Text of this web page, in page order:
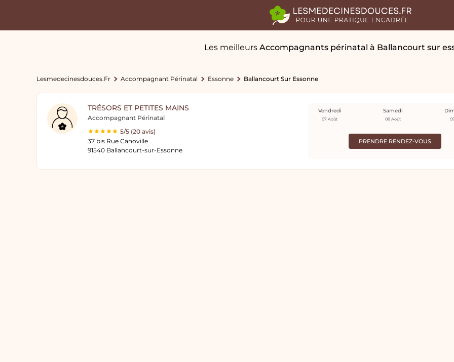
Les meilleurs Accompagnants périnatal à Ballancourt sur
Lesmedecinesdouces.fr Accompagnant Périnatal Essonne Ballancourt Sur Essonne
TRÉSORS ET PETITES MAINS
Accompagnant Périnatal
5/5 (20 avis)
37 bis Rue Canoville
91540 Ballancourt-sur-Essonne
PRENDRE RENDEZ-VOUS
Vendredi
07 Août
Samedi
08 Août